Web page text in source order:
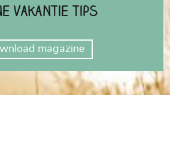
vakantie tips
magazine